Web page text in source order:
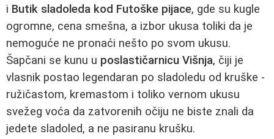
i Butik sladoleda kod Futoške pijace, gde su kugle
ogromne, cena smešna, a izbor ukusa toliki da je
nemoguće ne pronaći nešto po svom ukusu.
Šapčani se kunu u poslastičarnicu Višnja, čiji je
vlasnik postao legendaran po sladoledu od kruške -
ružičastom, kremastom i toliko vernom ukusu
svežeg voća da zatvorenih očiju ne biste znali da
jedete sladoled, a ne pasiranu krušku.